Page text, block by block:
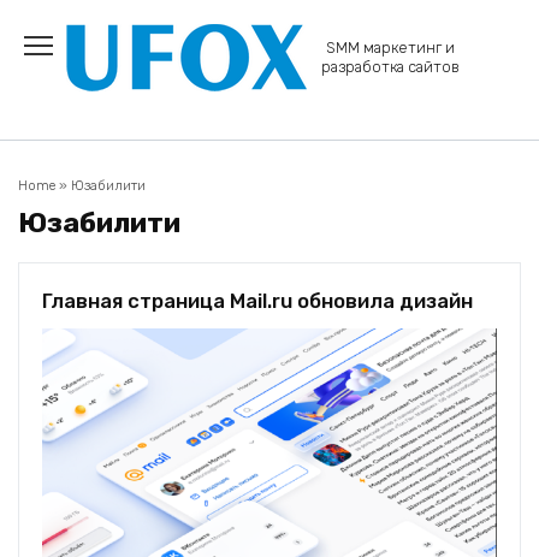
содержанию
SMM маркетинг и
разработка сайтов
Home » Юзабилити
Юзабилити
Главная страница Mail.ru обновила дизайн